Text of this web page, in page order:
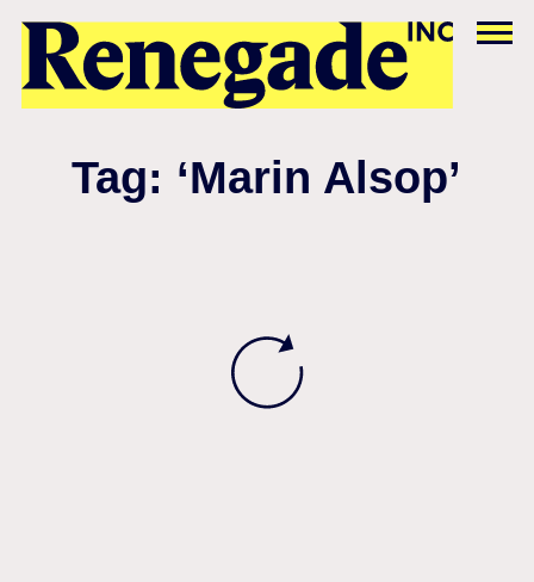
Tag: ‘Marin Alsop’